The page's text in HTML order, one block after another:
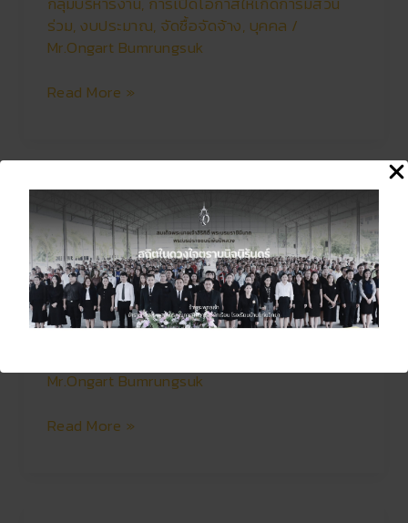
ร่วม,งบประมาณ, จัดซื้อจัดจ้าง, บุคคล /
Mr.Ongart Bumrungsuk
เข้า
รับ
การ
เลือก
หน้าที่
ลูกจ้าง
ชั่วคราว
ตำแหน่ง
พนักงาน
ขับ
รถ
Read More »
ประกาศ : รับสมัครการคัดเลือก
บุคคลเพื่อจ้างเป็นลูกจ้าง
ชั่วคราว จ้างเหมาบริการ
ตำแหน่ง พนักงานขับรถ
กลุ่มบริหารงาน
การเปิดโอกาสให้เกิดการมีส่วน
Mr.Ongart Bumrungsuk
:
รับ
สมัคร
การ
คัด
เพื่อ
เป็น
Read More »